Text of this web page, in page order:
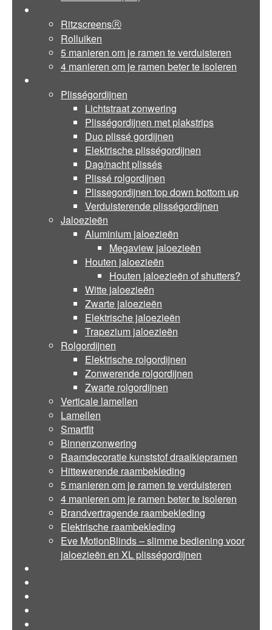
RitzscreensⓇ
Rolluiken
5 manieren om je ramen te verduisteren
4 manieren om je ramen beter te isoleren
Plisségordijnen
Lichtstraat zonwering
Plisségordijnen met plakstrips
Duo plissé gordijnen
Elektrische plisségordijnen
Dag/nacht plissés
Plissé rolgordijnen
Plissegordijnen top down bottom up
Verduisterende plisségordijnen
Jaloezieën
Aluminium jaloezieën
Megaview jaloezieën
Houten jaloezieën
Houten jaloezieën of shutters?
Witte jaloezieën
Zwarte jaloezieën
Elektrische jaloezieën
Trapezium jaloezieën
Rolgordijnen
Elektrische rolgordijnen
Zonwerende rolgordijnen
Zwarte rolgordijnen
Verticale lamellen
Lamellen
Smartfit
Binnenzonwering
Raamdecoratie kunststof draaikiepramen
Hittewerende raambekleding
5 manieren om je ramen te verduisteren
4 manieren om je ramen beter te isoleren
Brandvertragende raambekleding
Elektrische raambekleding
Eve MotionBlinds – slimme bediening voor
jaloezieën en XL plisségordijnen